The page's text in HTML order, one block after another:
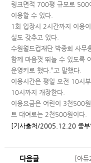
링크면적 700평 규모로 500
이용할 수 있다.
1회 입장시 2시간까지 이용
실도 갖추고 있다.
수원월드컵재단 박종희 사무
함께 마음껏 뛰놀 수 있도록
운영키로 했다.”고 말했다.
이용시간은 평일 오전 10시
10시까지 개장한다.
이용요금은 어린이 3천500
트 대여료는 2천500원이다.
[기사출처/2005.12.20 중부
다음글 [아듀